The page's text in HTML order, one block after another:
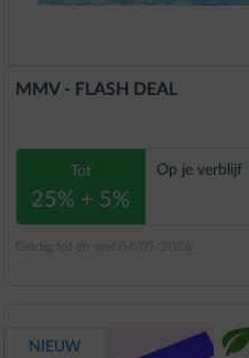
MMV - FLASH DEAL
Tot
25% + 5%
Op je verblijf
NIEUW